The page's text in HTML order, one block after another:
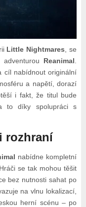
Little Nightmares , se
Reanimal
cíl nabídnout originální
a napětí, dorazí
i fakt, že titul bude
to díky spolupráci s
rozhraní
nabídne kompletní
se tak mohou těšit
bez nutnosti sahat po
na vlnu lokalizací,
herní scénu – po